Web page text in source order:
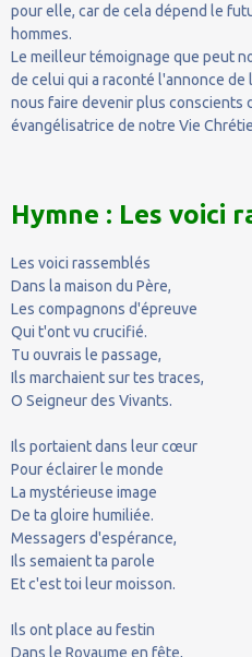
pour elle, car de cela dépend le
hommes.
Le meilleur témoignage que peut
de celui qui a raconté l'annonce
nous faire devenir plus conscients
évangélisatrice de notre Vie
Hymne : Les voici
Les voici rassemblés
Dans la maison du Père,
Les compagnons d'épreuve
Qui t'ont vu crucifié.
Tu ouvrais le passage,
Ils marchaient sur tes traces,
O Seigneur des Vivants.
Ils portaient dans leur cœur
Pour éclairer le monde
La mystérieuse image
De ta gloire humiliée.
Messagers d'espérance,
Ils semaient ta parole
Et c'est toi leur moisson.
Ils ont place au festin
Dans le Royaume en fête,